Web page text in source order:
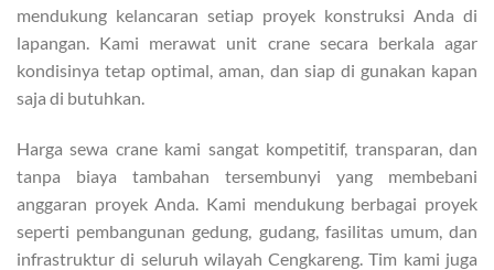
mendukung kelancaran setiap proyek konstruksi Anda di
lapangan. Kami merawat unit crane secara berkala agar
kondisinya tetap optimal, aman, dan siap di gunakan kapan
saja di butuhkan.
Harga sewa crane kami sangat kompetitif, transparan, dan
tanpa biaya tambahan tersembunyi yang membebani
anggaran proyek Anda. Kami mendukung berbagai proyek
seperti pembangunan gedung, gudang, fasilitas umum, dan
infrastruktur di seluruh wilayah Cengkareng. Tim kami juga